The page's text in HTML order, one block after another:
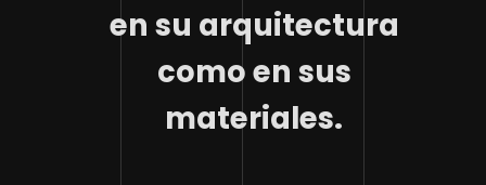
en su arquitectura
como en sus
materiales.